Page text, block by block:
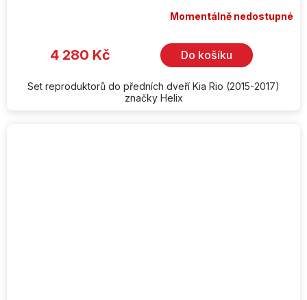
Momentálně nedostupné
4 280 Kč Do košíku
Set reproduktorů do předních dveří Kia Rio (2015-2017)
značky Helix